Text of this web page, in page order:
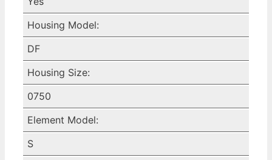
Housing Model:
DF
Housing Size:
0750
Element Model:
S